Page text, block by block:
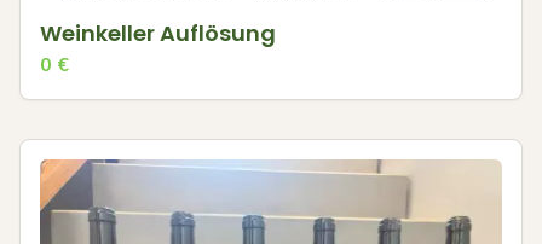
Weinkeller Auflösung
0 €